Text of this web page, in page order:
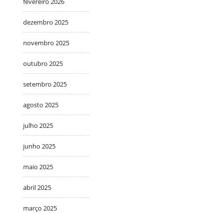
dezembro 2025
novembro 2025
outubro 2025
setembro 2025
agosto 2025
julho 2025
junho 2025
maio 2025
abril 2025
março 2025